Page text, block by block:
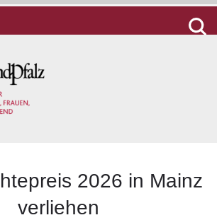
2026 in Mainz
verliehen